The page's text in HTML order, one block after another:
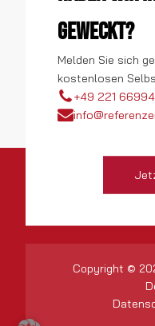
geweckt?
Melden Sie sich
kostenlosen
+49 221
Copyright ©